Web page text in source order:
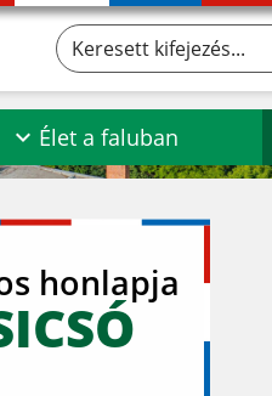
Keresett kifejezés...
Élet a faluban
honlapja